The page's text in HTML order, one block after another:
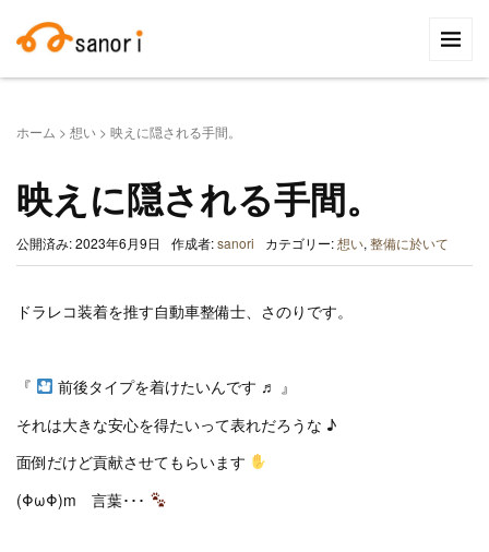
索:
ホーム > 想い > 映えに隠される手間。
映えに隠される手間。
公開済み: 2023年6月9日 作成者:sanori カテゴリー:想い, 整備に於いて
ドラレコ装着を推す自動車整備士、さのりです。
『
前後タイプを着けたいんです ♬ 』
それは大きな安心を得たいって表れだろうな ♪
面倒だけど貢献させてもらいます
(ΦωΦ)m 言葉･･･